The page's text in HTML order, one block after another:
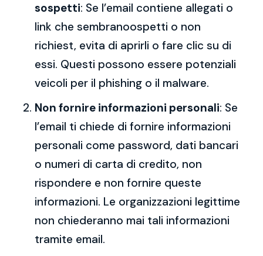
sospetti: Se l’email contiene allegati o
link che sembranoospetti o non
richiest, evita di aprirli o fare clic su di
essi. Questi possono essere potenziali
veicoli per il phishing o il malware.
Non fornire informazioni personali: Se
l’email ti chiede di fornire informazioni
personali come password, dati bancari
o numeri di carta di credito, non
rispondere e non fornire queste
informazioni. Le organizzazioni legittime
non chiederanno mai tali informazioni
tramite email.